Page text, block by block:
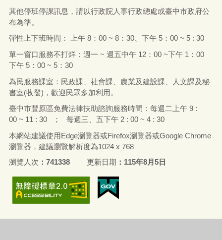
其他停班停課訊息，請以行政院人事行政總處或臺中市政府公
布為準。
彈性上下班時間： 上午8： 00 ~ 8： 30、下午5： 00 ~ 5 : 30
單一窗口服務不打烊：週一 ~ 週五中午12： 00 ~下午1 ： 00
下午5： 00 ~ 5： 30
為民服務課室：民政課、社會課、農業及建設課、人文課及秘
書室(收發) ，歡迎民眾多加利用。
臺中市豐原區免費法律扶助諮詢服務時間：每週二上午 9 :
00 ~ 11 : 30 ； 每週 三 五下午2 : 00 ~ 4 : 30
本網站建議使用Edge瀏覽器或Firefox瀏覽器或Google Chrome
瀏覽器，建議瀏覽解析度為1024 x 768
瀏覽人次
741338 更新日期 115年8月5日